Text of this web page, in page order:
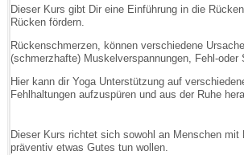
Dieser Kurs gibt Dir eine Einführung in die
Rücken fördern.
Rückenschmerzen, können verschiedene
(schmerzhafte) Muskelverspannungen, Fehl-
Hier kann dir Yoga Unterstützung auf
Fehlhaltungen aufzuspüren und aus der Ruhe
Dieser Kurs richtet sich sowohl an Menschen
präventiv etwas Gutes tun wollen.